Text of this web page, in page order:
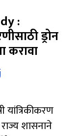
:
ड्रोन
करावा
शासनाने